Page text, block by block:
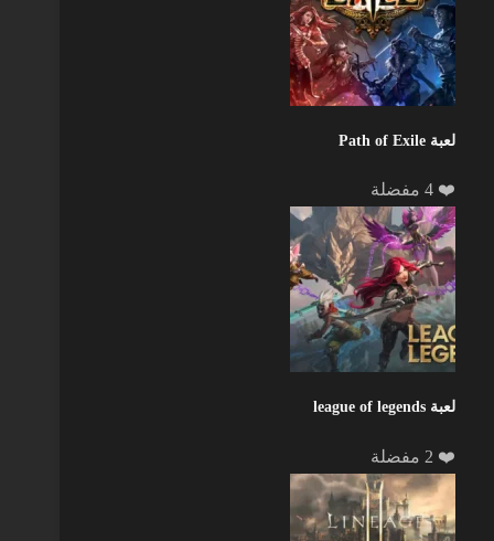
لعبة Path of Exile
❤️ 4 مفضلة
لعبة league of legends
❤️ 2 مفضلة